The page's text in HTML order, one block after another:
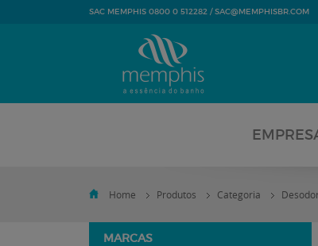
SAC MEMPHIS 0800 0 512282 /SAC@MEMPHISBR.COM
Home Produtos Categoria
MARCAS